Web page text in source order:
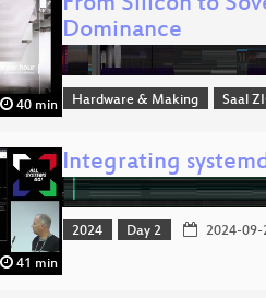
40 min
Dominance
Hardware & Making Saal
41 min
Integrating
2024 Day 2 2024-09-